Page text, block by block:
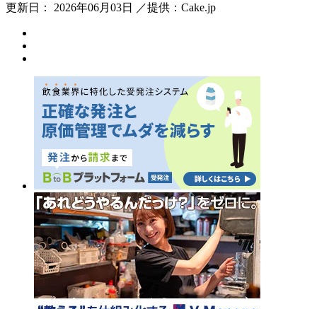
更新日： 2026年06月03日 ／提供：Cake.jp